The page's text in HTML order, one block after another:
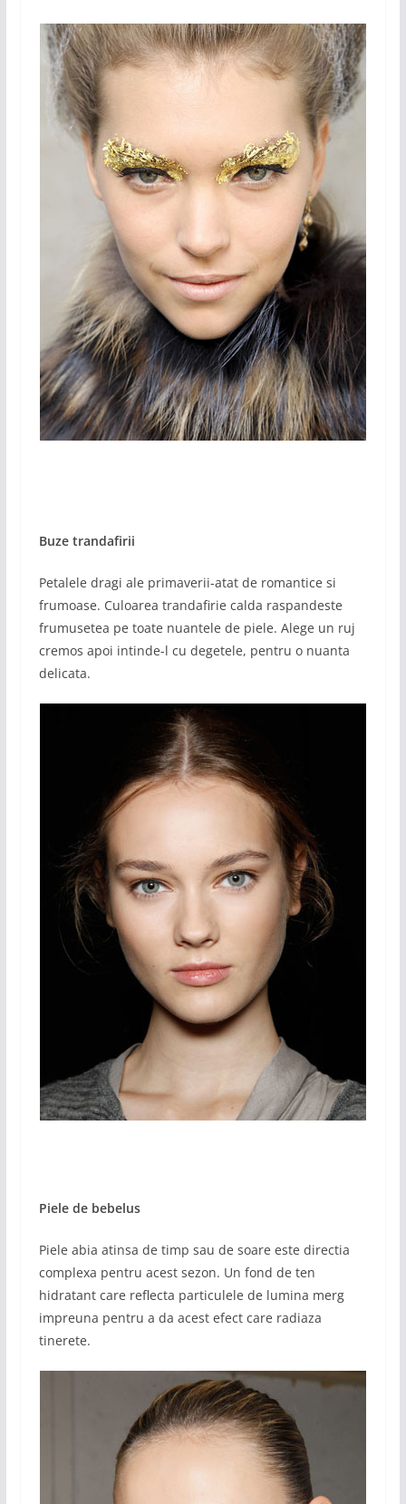
Buze trandafirii
Petalele dragi ale primaverii-atat de romantice si
frumoase. Culoarea trandafirie calda raspandeste
frumusetea pe toate nuantele de piele. Alege un ruj
cremos apoi intinde-l cu degetele, pentru o nuanta
delicata.
Piele de bebelus
Piele abia atinsa de timp sau de soare este directia
complexa pentru acest sezon. Un fond de ten
hidratant care reflecta particulele de lumina merg
impreuna pentru a da acest efect care radiaza
tinerete.